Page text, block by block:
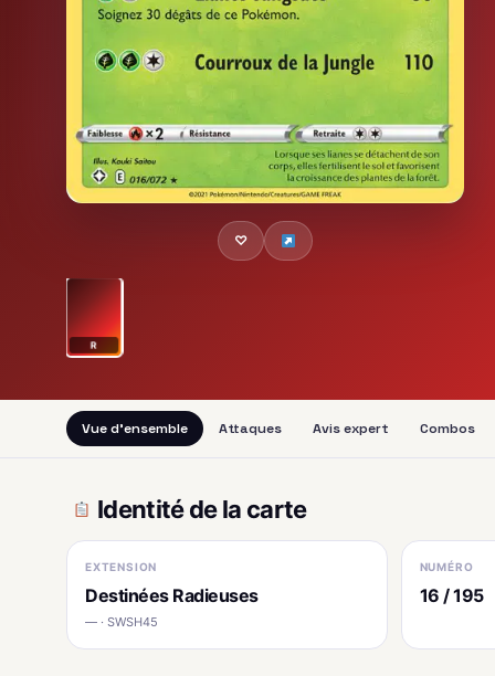
♡
R
Vue d'ensemble Attaques Avis expert Combos
Identité de la carte
EXTENSION
Destinées Radieuses
— · SWSH45
NUMÉRO
16 / 195